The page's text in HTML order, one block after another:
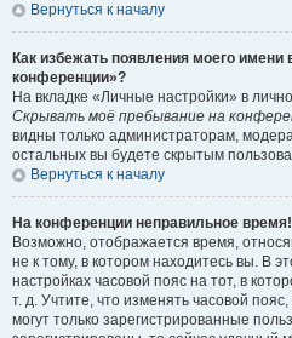
Вернуться к началу
Как избежать появления моего имени
конференции»?
На вкладке «Личные настройки» в
Скрывать моё пребывание на
видны только администраторам,
остальных вы будете скрытым
Вернуться к началу
На конференции неправильное время!
Возможно, отображается время,
не к тому, в котором находитесь вы. В
настройках часовой пояс на тот, в
т. д. Учтите, что изменять часовой
могут только зарегистрированные